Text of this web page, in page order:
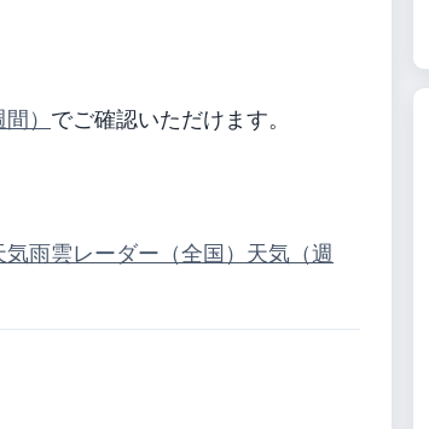
） でご確認いただけます。
気雨雲レーダー（全国） 天気（週